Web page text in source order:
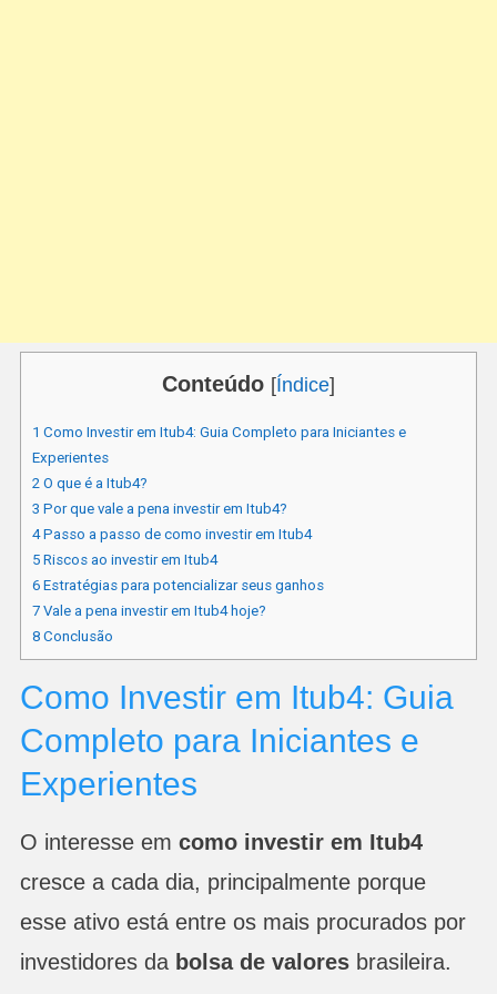
Conteúdo [Índice]
1 Como Investir em Itub4: Guia Completo para Iniciantes e
Experientes
2 O que é a Itub4?
3 Por que vale a pena investir em Itub4?
4Passo a passo de como investir em Itub4
5Riscos ao investir em Itub4
6Estratégias para potencializar seus ganhos
7Vale a pena investir em Itub4 hoje?
8Conclusão
Como Investir em Itub4: Guia
Completo para Iniciantes e
Experientes
O interesse em como investir em Itub4
cresce a cada dia, principalmente porque
esse ativo está entre os mais procurados por
investidores da bolsa de valoresbrasileira.